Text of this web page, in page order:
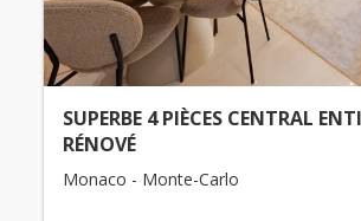
SUPERBE 4 PIÈCES CENTRAL
RÉNOVÉ
Monaco - Monte-Carlo